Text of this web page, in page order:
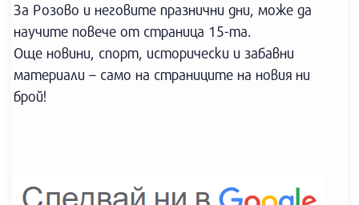
За Розово и неговите празнични дни, може да
научите повече от страница 15-та.
Още новини, спорт, исторически и забавни
материали – само на страниците на новия ни
брой!